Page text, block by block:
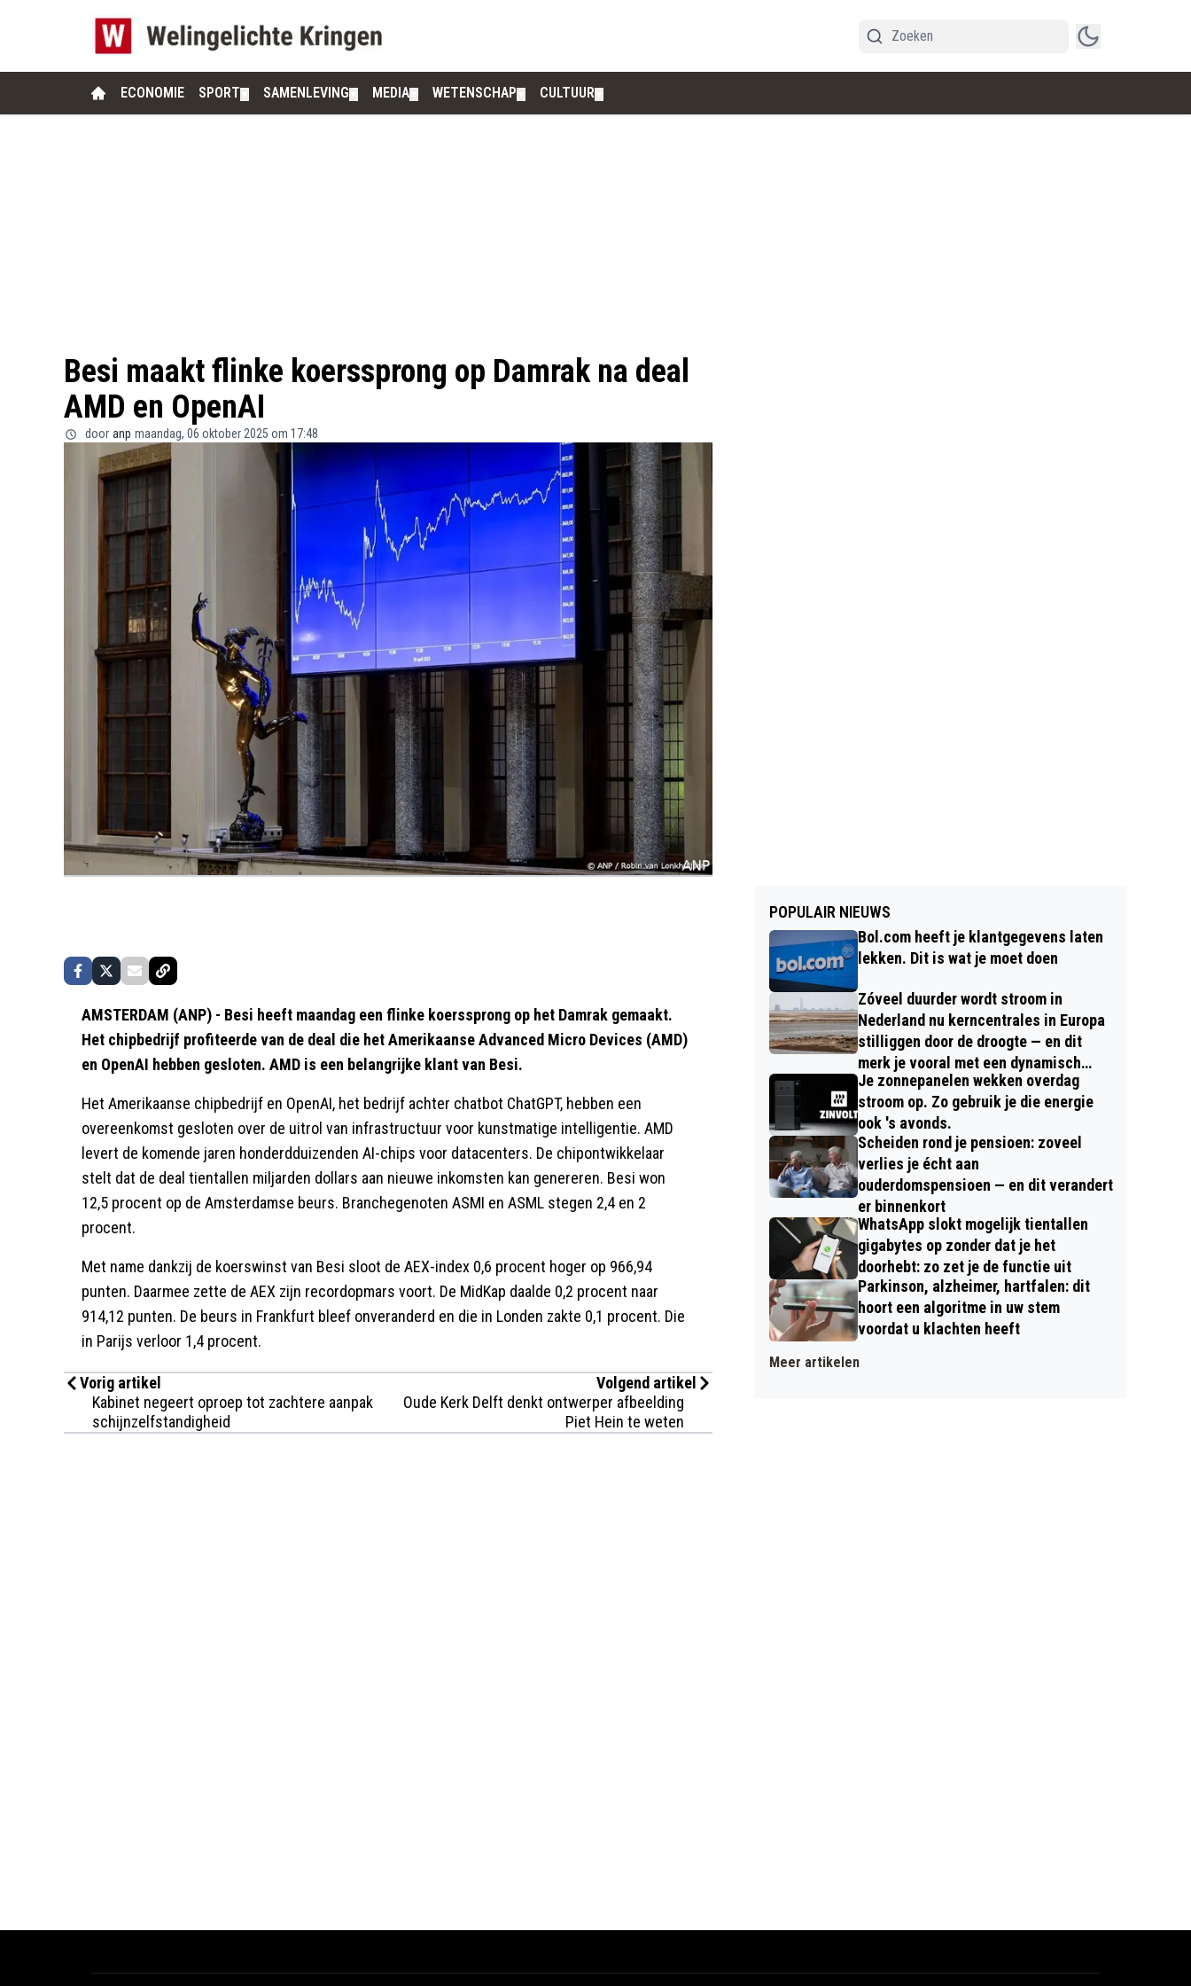
ECONOMIE SPORT SAMENLEVING MEDIA WETENSCHAP CULTUUR
Besi maakt flinke koerssprong op Damrak na deal
AMD en OpenAI
door anp maandag, 06 oktober 2025 om 17:48
AMSTERDAM (ANP) - Besi heeft maandag een flinke koerssprong op het Damrak gemaakt.
Het chipbedrijf profiteerde van de deal die het Amerikaanse Advanced Micro Devices (AMD)
en OpenAI hebben gesloten. AMD is een belangrijke klant van Besi.
Het Amerikaanse chipbedrijf en OpenAI, het bedrijf achter chatbot ChatGPT, hebben een
overeenkomst gesloten over de uitrol van infrastructuur voor kunstmatige intelligentie. AMD
levert de komende jaren honderdduizenden AI-chips voor datacenters. De chipontwikkelaar
stelt dat de deal tientallen miljarden dollars aan nieuwe inkomsten kan genereren. Besi won
12,5 procent op de Amsterdamse beurs. Branchegenoten ASMI en ASML stegen 2,4 en 2
procent.
Met name dankzij de koerswinst van Besi sloot de AEX-index 0,6 procent hoger op 966,94
punten. Daarmee zette de AEX zijn recordopmars voort. De MidKap daalde 0,2 procent naar
914,12 punten. De beurs in Frankfurt bleef onveranderd en die in Londen zakte 0,1 procent. Die
in Parijs verloor 1,4 procent.
Vorig artikel
Kabinet negeert oproep tot zachtere aanpak
schijnzelfstandigheid
Volgend artikel
Oude Kerk Delft denkt ontwerper afbeelding
Piet Hein te weten
POPULAIR NIEUWS
Bol.com heeft je klantgegevens laten
lekken. Dit is wat je moet doen
Zóveel duurder wordt stroom in
Nederland nu kerncentrales in Europa
stilliggen door de droogte — en dit
merk je vooral met een dynamisch
contract
Je zonnepanelen wekken overdag
stroom op. Zo gebruik je die energie
ook 's avonds.
Scheiden rond je pensioen: zoveel
verlies je écht aan
ouderdomspensioen — en dit verandert
er binnenkort
WhatsApp slokt mogelijk tientallen
gigabytes op zonder dat je het
doorhebt: zo zet je de functie uit
Parkinson, alzheimer, hartfalen: dit
hoort een algoritme in uw stem
voordat u klachten heeft
Meer artikelen